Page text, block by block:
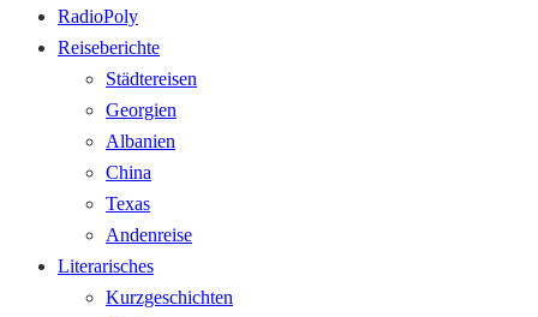
RadioPoly
Reiseberichte
Städtereisen
Georgien
Albanien
China
Texas
Andenreise
Literarisches
Kurzgeschichten